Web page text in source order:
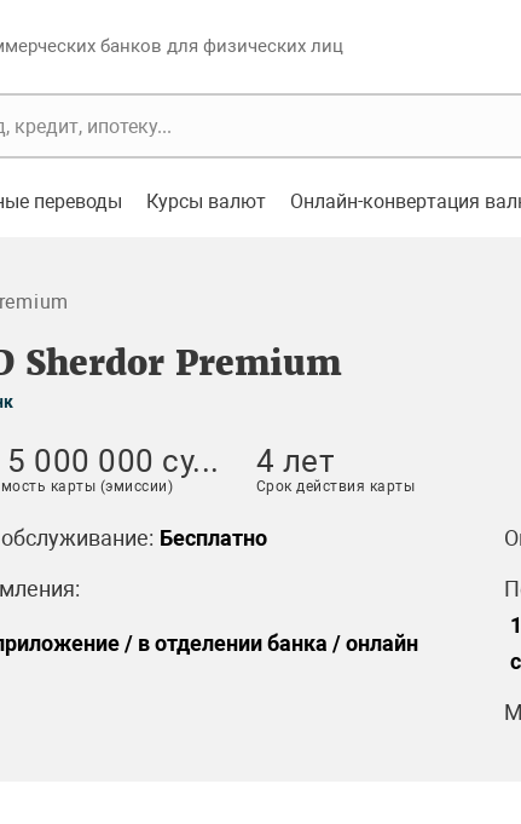
банков для физических лиц
переводы Курсы валют Онлайн-конвертация
Sherdor Premium
5 000 000 су...
карты (эмиссии)
4 лет
Срок действия карты
Бесплатно
/ в отделении банка / онлайн